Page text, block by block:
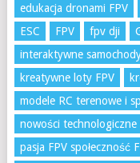
edukacja dronami FPV
ESC
FPV fpv dji
interaktywne
kreatywne loty FPV
modele RC terenowe i
nowości technologiczne
pasja FPV społeczność